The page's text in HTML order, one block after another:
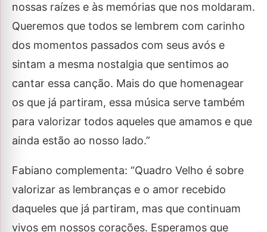
nossas raízes e às memórias que nos moldaram.
Queremos que todos se lembrem com carinho
dos momentos passados com seus avós e
sintam a mesma nostalgia que sentimos ao
cantar essa canção. Mais do que homenagear
os que já partiram, essa música serve também
para valorizar todos aqueles que amamos e que
ainda estão ao nosso lado.”
Fabiano complementa: “Quadro Velho é sobre
valorizar as lembranças e o amor recebido
daqueles que já partiram, mas que continuam
vivos em nossos corações. Esperamos que